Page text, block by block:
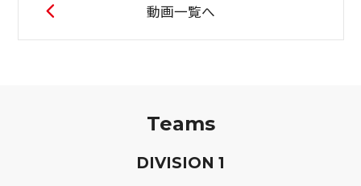
動画一覧へ
Teams
DIVISION 1